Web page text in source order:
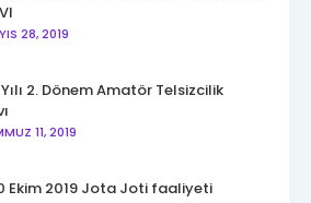
28, 2019
2. Dönem Amatör Telsizcilik
11, 2019
Ekim 2019 Jota Joti faaliyeti